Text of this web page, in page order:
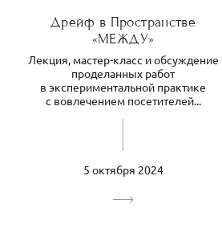
Дрейф в Пространстве
«МЕЖДУ»
Лекция, мастер-класс и обсуждение
проделанных работ
в экспериментальной практике
с вовлечением посетителей...
5 октября 2024